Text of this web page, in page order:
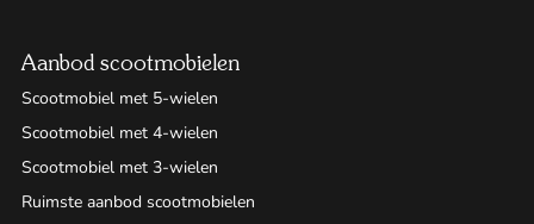
Aanbod scootmobielen
Scootmobiel met 5-wielen
Scootmobiel met 4-wielen
Scootmobiel met 3-wielen
Ruimste aanbod scootmobielen